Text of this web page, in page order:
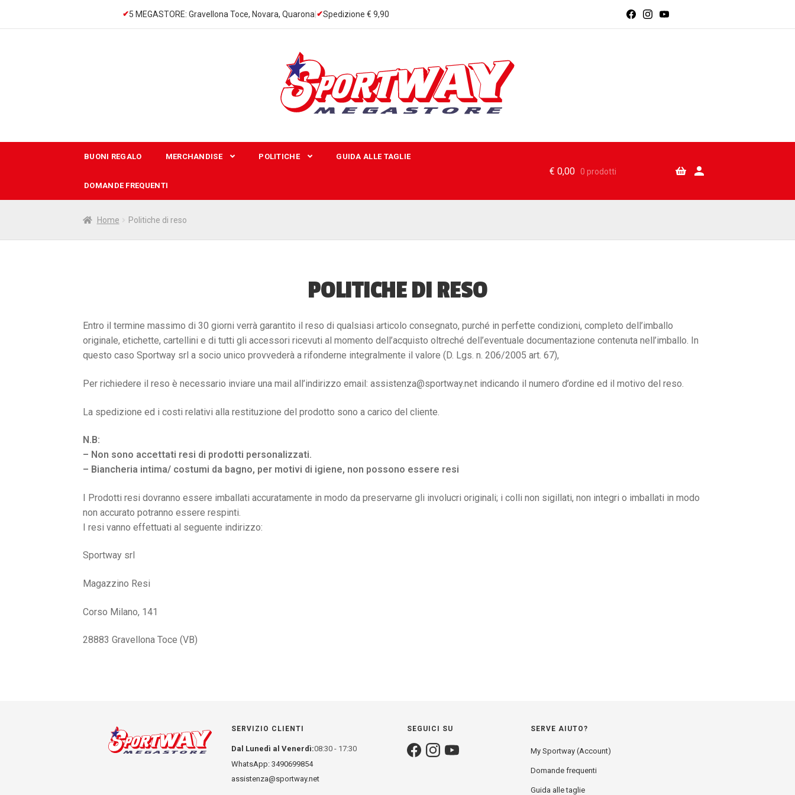
5 MEGASTORE: Gravellona Toce, Novara, Quarona| Spedizione € 9,90
BUONI REGALO MERCHANDISE POLITICHE GUIDA ALLE TAGLIE
DOMANDE FREQUENTI
€ 0,00 0 prodotti
Home Politiche di reso
POLITICHE DI RESO
Entro il termine massimo di 30 giorni verrà garantito il reso di qualsiasi articolo consegnato, purché in perfette condizioni, completo dell’imballo
originale, etichette, cartellini e di tutti gli accessori ricevuti al momento dell’acquisto oltreché dell’eventuale documentazione contenuta nell’imballo. In
questo caso Sportway srl a socio unico provvederà a rifonderne integralmente il valore (D. Lgs. n. 206/2005 art. 67),
Per richiedere il reso è necessario inviare una mail all’indirizzo email: assistenza@sportway.net indicando il numero d’ordine ed il motivo del reso.
La spedizione ed i costi relativi alla restituzione del prodotto sono a carico del cliente.
N.B:
– Non sono accettati resi di prodotti personalizzati.
– Biancheria intima/ costumi da bagno, per motivi di igiene, non possono essere resi
I Prodotti resi dovranno essere imballati accuratamente in modo da preservarne gli involucri originali; i colli non sigillati, non integri o imballati in modo
non accurato potranno essere respinti.
I resi vanno effettuati al seguente indirizzo:
Sportway srl
Magazzino Resi
Corso Milano, 141
28883 Gravellona Toce (VB)
SERVIZIO CLIENTI
Dal Lunedì al Venerdì:08:30 - 17:30
WhatsApp: 3490699854
assistenza@sportway.net
SEGUICI SU SERVE AIUTO?
My Sportway (Account)
Domande frequenti
Guida alle taglie